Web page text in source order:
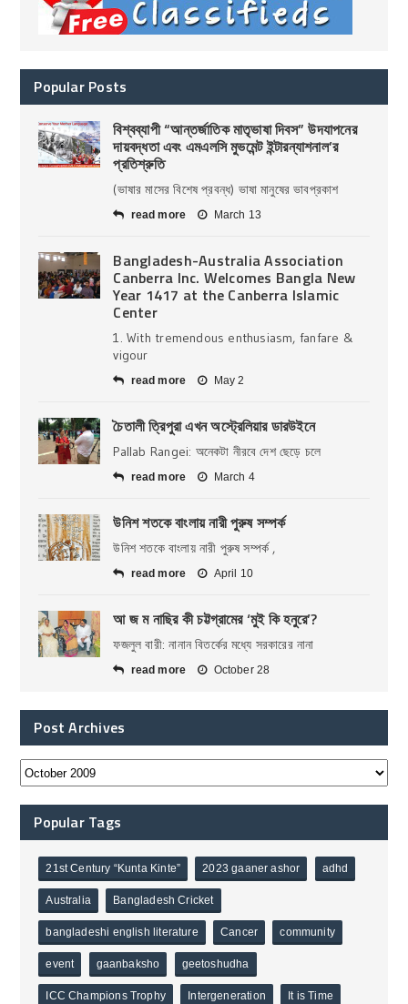
Popular Posts
বিশ্বব্যাপী “আন্তর্জাতিক মাতৃভাষা দিবস” উদযাপনের
দায়বদ্ধতা এবং এমএলসি মুভমেন্ট ইন্টারন্যাশনাল’র
প্রতিশ্রুতি
(ভাষার মাসের বিশেষ প্রবন্ধ) ভাষা মানুষের ভাবপ্রকাশ
read more March 13
Bangladesh-Australia Association
Canberra Inc. Welcomes Bangla New
Year 1417 at the Canberra Islamic
Center
1. With tremendous enthusiasm, fanfare &
vigour
read more May 2
চৈতালী ত্রিপুরা এখন অস্ট্রেলিয়ার ডারউইনে
Pallab Rangei: অনেকটা নীরবে দেশ ছেড়ে চলে
read more March 4
উনিশ শতকে বাংলায় নারী পুরুষ সম্পর্ক
উনিশ শতকে বাংলায় নারী পুরুষ সম্পর্ক ,
read more April 10
আ জ ম নাছির কী চট্টগ্রামের ‘মুই কি হনুরে’?
ফজলুল বারী: নানান বিতর্কের মধ্যে সরকারের নানা
read more October 28
Post Archives
Popular Tags
21st Century “Kunta Kinte” 2023 gaaner ashor adhd
Australia Bangladesh Cricket
bangladeshi english literature Cancer community
event gaanbaksho geetoshudha
ICC Champions Trophy Intergeneration It is Time